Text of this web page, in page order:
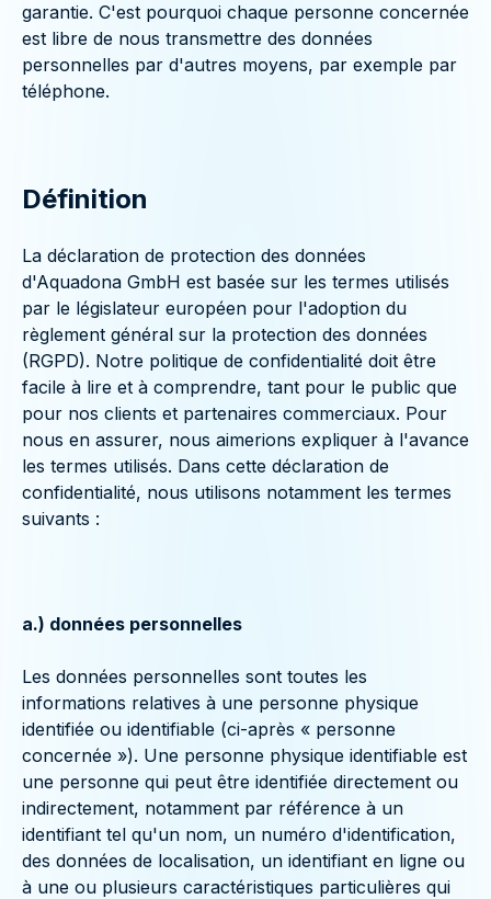
garantie. C'est pourquoi chaque personne concernée
est libre de nous transmettre des données
personnelles par d'autres moyens, par exemple par
téléphone.
Définition
La déclaration de protection des données
d'Aquadona GmbH est basée sur les termes utilisés
par le législateur européen pour l'adoption du
règlement général sur la protection des données
(RGPD). Notre politique de confidentialité doit être
facile à lire et à comprendre, tant pour le public que
pour nos clients et partenaires commerciaux. Pour
nous en assurer, nous aimerions expliquer à l'avance
les termes utilisés. Dans cette déclaration de
confidentialité, nous utilisons notamment les termes
suivants :
a.) données personnelles
Les données personnelles sont toutes les
informations relatives à une personne physique
identifiée ou identifiable (ci-après « personne
concernée »). Une personne physique identifiable est
une personne qui peut être identifiée directement ou
indirectement, notamment par référence à un
identifiant tel qu'un nom, un numéro d'identification,
des données de localisation, un identifiant en ligne ou
à une ou plusieurs caractéristiques particulières qui